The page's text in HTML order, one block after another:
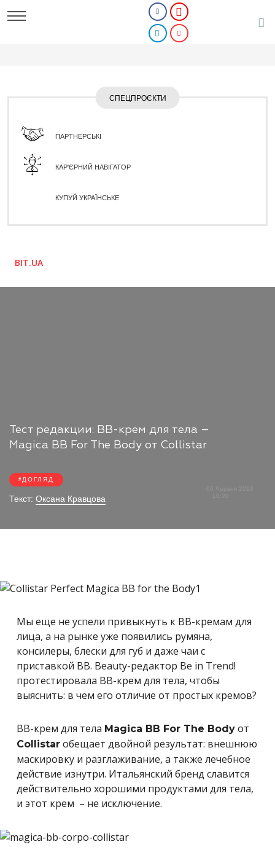
СПЕЦПРОЄКТИ
ПАРТНЕРСЬКІ
КАР'ЄРНИЙ НАВІГАТОР
КУПУЙ УКРАЇНСЬКЕ
BIT.UA
Тест редакции: BB-крем для тела –
Magica BB For The Body от Collistar
ДОГЛЯД
Текст: Оксана Кравцова
Мы еще не успели привыкнуть к BB-кремам для
лица, а на рынке уже появились румяна,
консилеры, блески для губ и даже чаи с
приставкой BB. Beauty-редактор Be in Trend!
протестировала BB-крем для тела, чтобы
выяснить: в чем его отличие от простых кремов?
BB-крем для тела Magica BB For The Body от
Collistar обещает двойной результат: внешнюю
маскировку и разглаживание, а также лечебное
действие изнутри. Итальянский бренд славится
действительно хорошими продуктами для тела,
и этот крем – не исключение.